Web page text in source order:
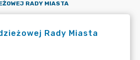
RADY MIASTA
Rady Miasta